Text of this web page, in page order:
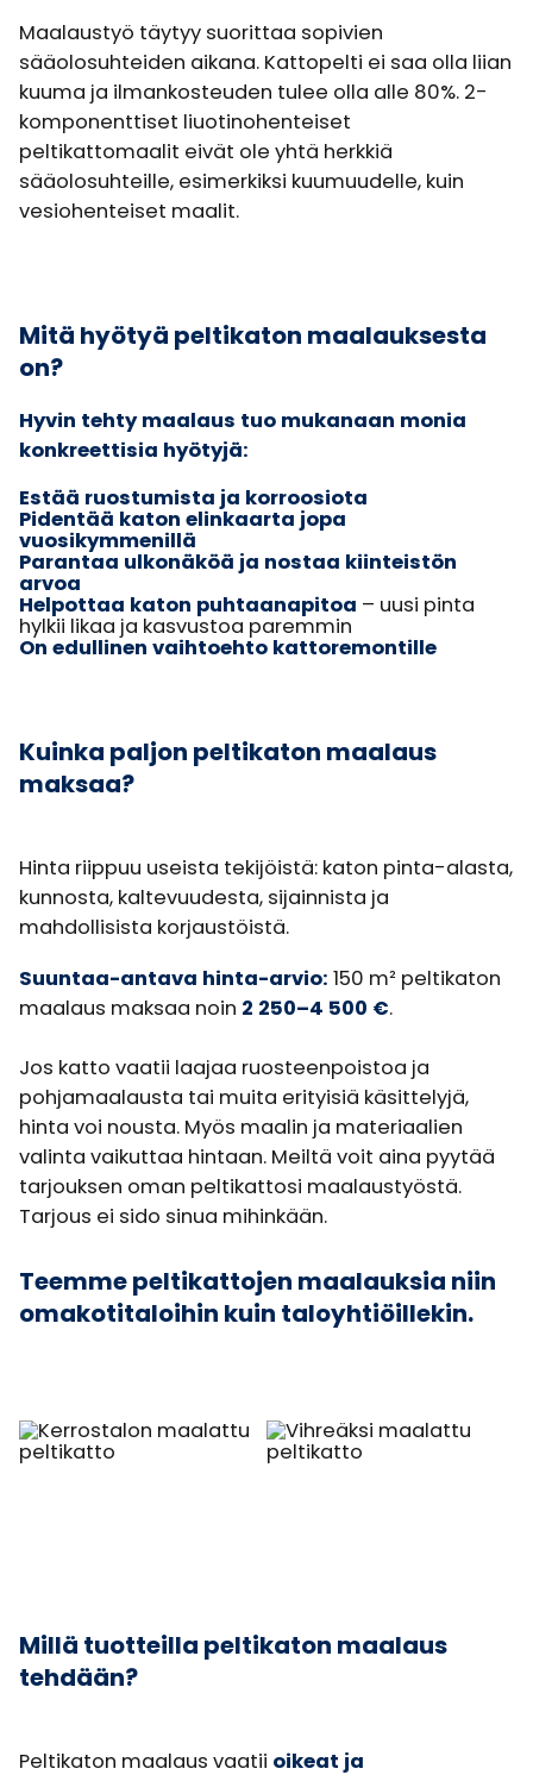
Maalaustyö täytyy suorittaa sopivien
sääolosuhteiden aikana. Kattopelti ei saa olla liian
kuuma ja ilmankosteuden tulee olla alle 80%. 2-
komponenttiset liuotinohenteiset
peltikattomaalit eivät ole yhtä herkkiä
sääolosuhteille, esimerkiksi kuumuudelle, kuin
vesiohenteiset maalit.
Mitä hyötyä peltikaton maalauksesta
on?
Hyvin tehty maalaus tuo mukanaan monia
konkreettisia hyötyjä:
Estää ruostumista ja korroosiota
Pidentää katon elinkaarta jopa
vuosikymmenillä
Parantaa ulkonäköä ja nostaa kiinteistön
arvoa
Helpottaa katon puhtaanapitoa – uusi pinta
hylkii likaa ja kasvustoa paremmin
On edullinen vaihtoehto kattoremontille
Kuinka paljon peltikaton maalaus
maksaa?
Hinta riippuu useista tekijöistä: katon pinta-alasta,
kunnosta, kaltevuudesta, sijainnista ja
mahdollisista korjaustöistä.
Suuntaa-antava hinta-arvio: 150 m² peltikaton
maalaus maksaa noin 2 250–4 500 €.
Jos katto vaatii laajaa ruosteenpoistoa ja
pohjamaalausta tai muita erityisiä käsittelyjä,
hinta voi nousta. Myös maalin ja materiaalien
valinta vaikuttaa hintaan. Meiltä voit aina pyytää
tarjouksen oman peltikattosi maalaustyöstä.
Tarjous ei sido sinua mihinkään.
Teemme peltikattojen maalauksia niin
omakotitaloihin kuin taloyhtiöillekin.
Millä tuotteilla peltikaton maalaus
tehdään?
Peltikaton maalaus vaatii oikeat ja